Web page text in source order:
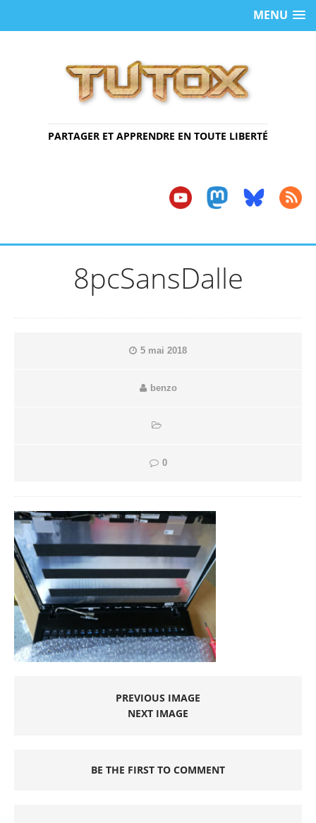
MENU
PARTAGER ET APPRENDRE EN TOUTE LIBERTÉ
8pcSansDalle
5 mai 2018
benzo
0
PREVIOUS IMAGE
NEXT IMAGE
BE THE FIRST TO COMMENT